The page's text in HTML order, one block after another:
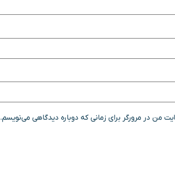
من در مرورگر برای زمانی که دوباره دیدگاهی می‌نویسم.